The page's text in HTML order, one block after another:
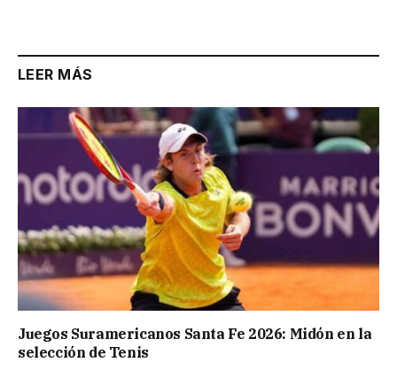
LEER MÁS
Juegos Suramericanos Santa Fe 2026: Midón en la
selección de Tenis